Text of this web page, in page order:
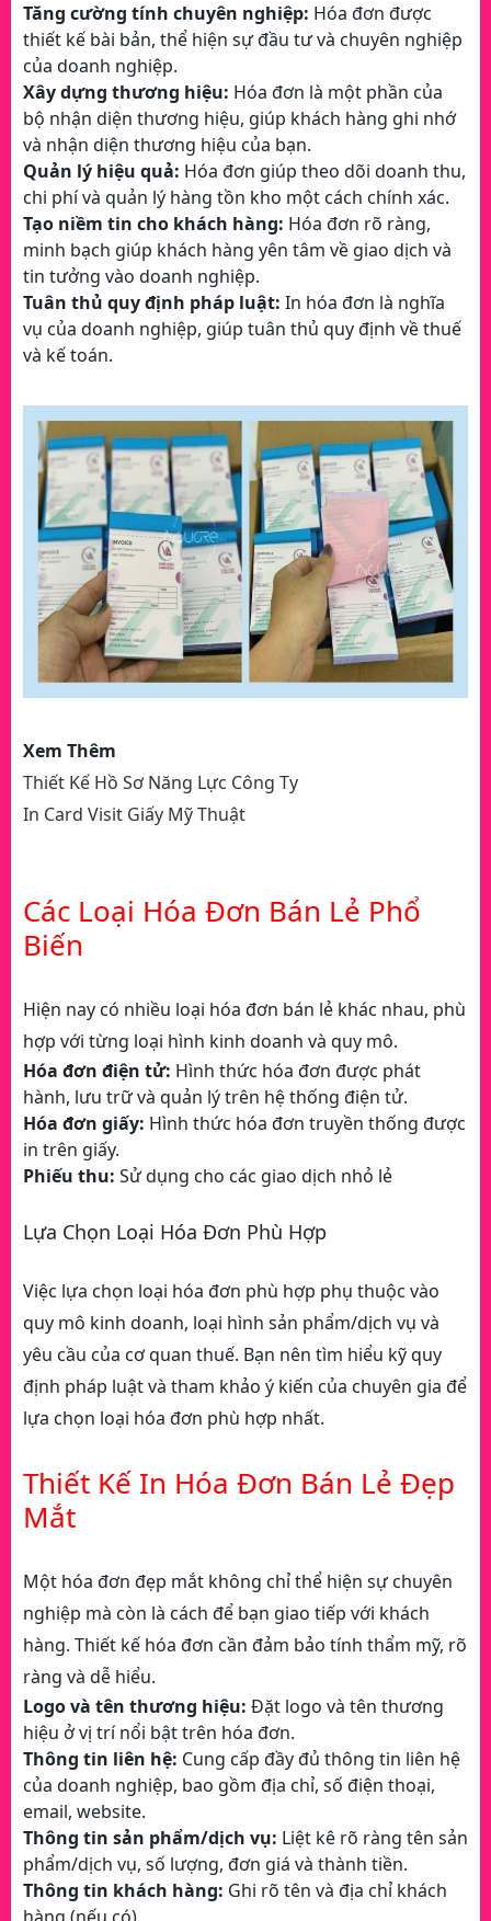
Tăng cường tính chuyên nghiệp: Hóa đơn được
thiết kế bài bản, thể hiện sự đầu tư và chuyên nghiệp
của doanh nghiệp.
Xây dựng thương hiệu: Hóa đơn là một phần của
bộ nhận diện thương hiệu, giúp khách hàng ghi nhớ
và nhận diện thương hiệu của bạn.
Quản lý hiệu quả: Hóa đơn giúp theo dõi doanh thu,
chi phí và quản lý hàng tồn kho một cách chính xác.
Tạo niềm tin cho khách hàng: Hóa đơn rõ ràng,
minh bạch giúp khách hàng yên tâm về giao dịch và
tin tưởng vào doanh nghiệp.
Tuân thủ quy định pháp luật: In hóa đơn là nghĩa
vụ của doanh nghiệp, giúp tuân thủ quy định về thuế
và kế toán.
Xem Thêm
Thiết Kế Hồ Sơ Năng Lực Công Ty
In Card Visit Giấy Mỹ Thuật
Các Loại Hóa Đơn Bán Lẻ Phổ
Biến
Hiện nay có nhiều loại hóa đơn bán lẻ khác nhau, phù
hợp với từng loại hình kinh doanh và quy mô.
Hóa đơn điện tử: Hình thức hóa đơn được phát
hành, lưu trữ và quản lý trên hệ thống điện tử.
Hóa đơn giấy: Hình thức hóa đơn truyền thống được
in trên giấy.
Phiếu thu: Sử dụng cho các giao dịch nhỏ lẻ
Lựa Chọn Loại Hóa Đơn Phù Hợp
Việc lựa chọn loại hóa đơn phù hợp phụ thuộc vào
quy mô kinh doanh, loại hình sản phẩm/dịch vụ và
yêu cầu của cơ quan thuế. Bạn nên tìm hiểu kỹ quy
định pháp luật và tham khảo ý kiến của chuyên gia để
lựa chọn loại hóa đơn phù hợp nhất.
Thiết Kế In Hóa Đơn Bán Lẻ Đẹp
Mắt
Một hóa đơn đẹp mắt không chỉ thể hiện sự chuyên
nghiệp mà còn là cách để bạn giao tiếp với khách
hàng. Thiết kế hóa đơn cần đảm bảo tính thẩm mỹ, rõ
ràng và dễ hiểu.
Logo và tên thương hiệu: Đặt logo và tên thương
hiệu ở vị trí nổi bật trên hóa đơn.
Thông tin liên hệ: Cung cấp đầy đủ thông tin liên hệ
của doanh nghiệp, bao gồm địa chỉ, số điện thoại,
email, website.
Thông tin sản phẩm/dịch vụ: Liệt kê rõ ràng tên sản
phẩm/dịch vụ, số lượng, đơn giá và thành tiền.
Thông tin khách hàng: Ghi rõ tên và địa chỉ khách